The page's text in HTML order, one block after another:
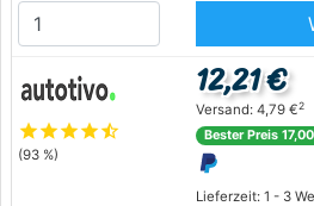
starstarstarstarstar_half
(93 %)
Lieferzeit: 1 - 3
12,21 €
Versand: 4,79 €2
Bester Preis